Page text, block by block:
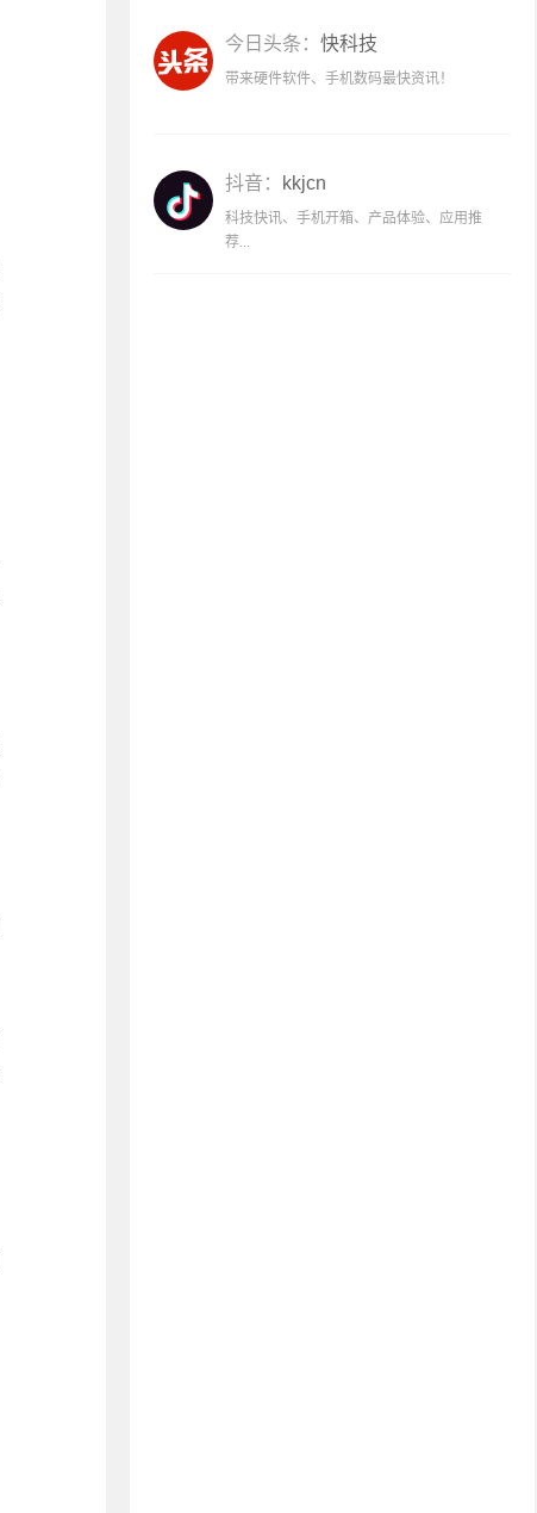
今日头条： 快科技
带来硬件软件、手机数码最快资讯！
抖音： kkjcn
科技快讯、手机开箱、产品体验、应用推
荐...